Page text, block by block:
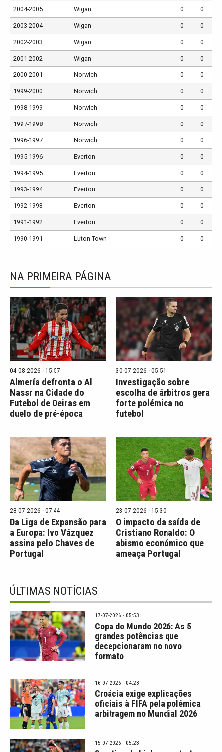
2004-2005 Wigan 0 0
2003-2004 Wigan 0 0
2002-2003 Wigan 0 0
2001-2002 Wigan 0 0
2000-2001 Norwich 0 0
1999-2000 Norwich 0 0
1998-1999 Norwich 0 0
1997-1998 Norwich 0 0
1996-1997 Norwich 0 0
1995-1996 Everton 0 0
1994-1995 Everton 0 0
1993-1994 Everton 0 0
1992-1993 Everton 0 0
1991-1992 Everton 0 0
1990-1991 Luton Town 0 0
NA PRIMEIRA PÁGINA
04-08-2026 · 15:57
Almería defronta o Al
Nassr na Cidade do
Futebol de Oeiras em
duelo de pré-época
30-07-2026 · 05:51
Investigação sobre
escolha de árbitros gera
forte polémica no
futebol
28-07-2026 · 07:44
Da Liga de Expansão para
a Europa: Ivo Vázquez
assina pelo Chaves de
Portugal
23-07-2026 · 15:30
O impacto da saída de
Cristiano Ronaldo: O
abismo económico que
ameaça Portugal
ÚLTIMAS NOTÍCIAS
17-07-2026 · 05:53
Copa do Mundo 2026: As 5
grandes potências que
decepcionaram no novo
formato
16-07-2026 · 04:28
Croácia exige explicações
oficiais à FIFA pela polémica
arbitragem no Mundial 2026
15-07-2026 · 05:23